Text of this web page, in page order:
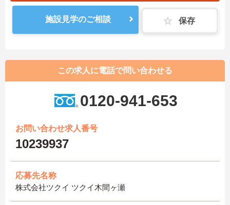
施設見学のご相談 保存
この求人に電話で問い合わせる
0120-941-653
お問い合わせ求人番号
10239937
応募先名称
株式会社ツクイ ツクイ木間ヶ瀬